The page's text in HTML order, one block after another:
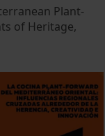
Plant-
of Heritage,